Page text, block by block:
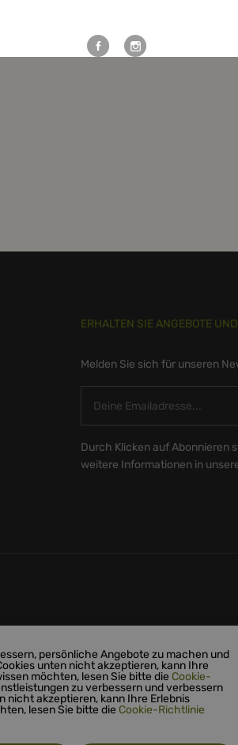
ERHALTEN SIE ANGEBOTE
Melden Sie sich für unseren
Durch Klicken auf Abonnieren
weitere Informationen in
persönliche Angebote zu machen und
unten nicht akzeptieren, kann Ihre
möchten, lesen Sie bitte die Cookie-
zu verbessern und verbessern
nicht akzeptieren, kann Ihre Erlebnis
lesen Sie bitte die Cookie-Richtlinie